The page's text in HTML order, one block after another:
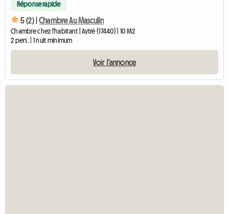
Réponse rapide
5 (2) | Chambre Au Masculin
Chambre chez l'habitant | Aytré (17440) | 10 M2
2 pers. | 1 nuit minimum
Voir l'annonce